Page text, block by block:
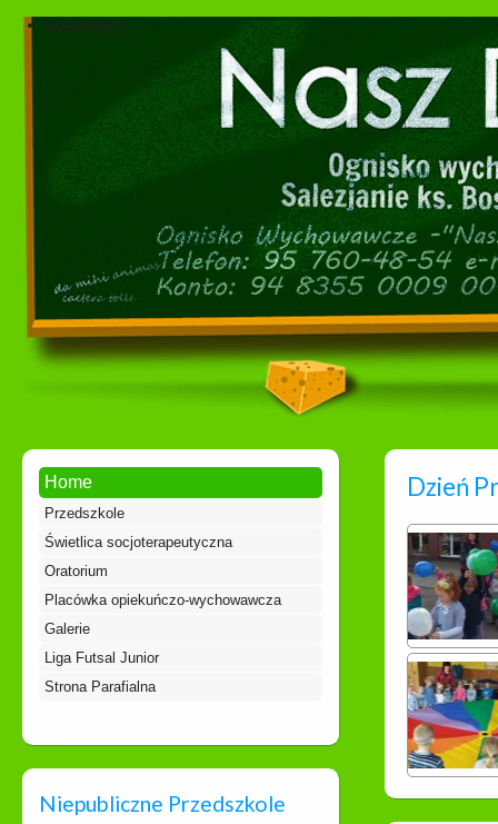
Dokumenty
Home
Przedszkole
Świetlica socjoterapeutyczna
Oratorium
Placówka opiekuńczo-wychowawcza
Galerie
Liga Futsal Junior
Strona Parafialna
Niepubliczne Przedszkole
Dzień